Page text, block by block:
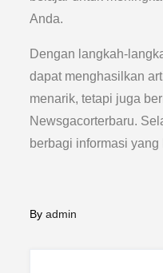
Anda.
Dengan langkah-
dapat menghasilkan
menarik, tetapi juga
Newsgacorterbaru.
berbagi informasi yang
Byadmin